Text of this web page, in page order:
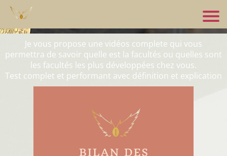
Je vous propose une vidéos complete qui vous
permettra de savoir quelle est la facultés ou quelles sont
les facultés les plus développées chez vous.
Test complet et performant avec définition et explication